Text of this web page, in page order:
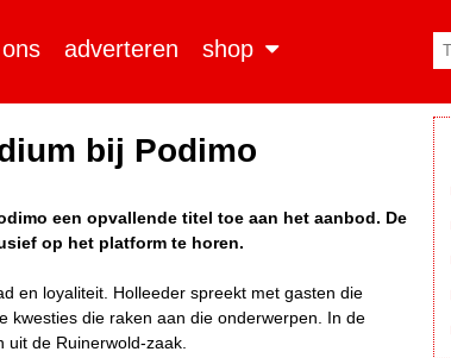
adverteren shop
bij Podimo
een opvallende titel toe aan het aanbod. De
op het platform te horen.
en loyaliteit. Holleeder spreekt met gasten die
kwesties die raken aan die onderwerpen. In de
de Ruinerwold-zaak.